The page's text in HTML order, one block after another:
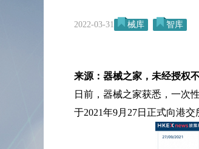
2022-03-31 械库 智库
来源：器械之家，未经授权
日前，器械之家获悉，一次
于2021年9月27日正式向港交